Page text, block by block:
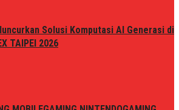
Solusi Komputasi AI Generasi di
TAIPEI 2026